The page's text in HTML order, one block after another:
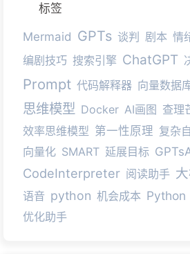
标签
Mermaid GPTs 谈判 剧本 情
编剧技巧 搜索引擎 ChatGPT
Prompt 代码解释器 向量数据
思维模型 Docker AI画图 查理
效率思维模型 第一性原理 复杂
向量化 SMART 延展目标
CodeInterpreter 阅读助手
语音 python 机会成本 Python
优化助手